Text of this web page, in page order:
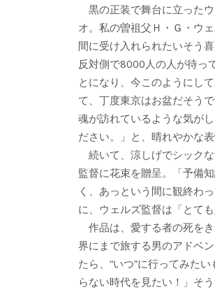
黒の正装で舞台に立った
オ。私の曽祖父Ｈ・Ｇ・ウ
間に受け入れられたいそう
反対側で8000人の人が待っ
とになり、今このようにし
て、丁度東京はお盆だそう
魂が訪れているような気が
ださい。」と、晴れやかな表
続いて、涼しげでシック
監督に花束を贈呈。「予備
く、あっという間に観終わ
に、ウェルズ監督は「とて
作品は、愛する者の死を
界にまで旅する男のアドベ
たら、“いつ”に行ってみた
らない時代を見たい！」そ